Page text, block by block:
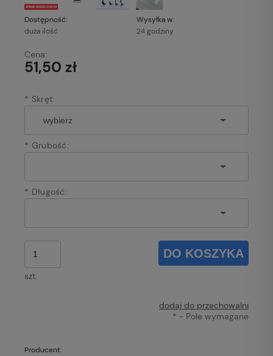
Dostępność:
duża ilość
Wysyłka w:
24 godziny
Cena:
51,50 zł
* Skręt:
* Grubość:
* Długość:
szt.
DO KOSZYKA
dodaj do przechowalni
* - Pole wymagane
Producent: